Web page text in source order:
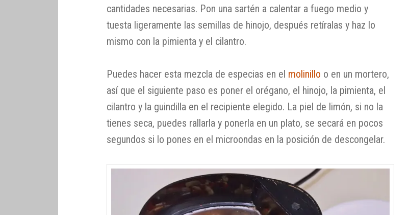
cantidades necesarias. Pon una sartén a calentar a fuego medio y
tuesta ligeramente las semillas de hinojo, después retíralas y haz lo
mismo con la pimienta y el cilantro.
Puedes hacer esta mezcla de especias en el molinillo o en un mortero,
así que el siguiente paso es poner el orégano, el hinojo, la pimienta, el
cilantro y la guindilla en el recipiente elegido. La piel de limón, si no la
tienes seca, puedes rallarla y ponerla en un plato, se secará en pocos
segundos si lo pones en el microondas en la posición de descongelar.